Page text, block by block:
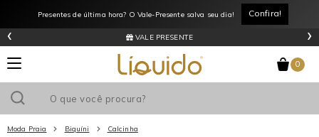
Presentes de última hora? O Vale-Presente salva seu dia! Confira!
VALE PRESENTE
‹ ›
0
Moda Praia Biquíni Calcinha